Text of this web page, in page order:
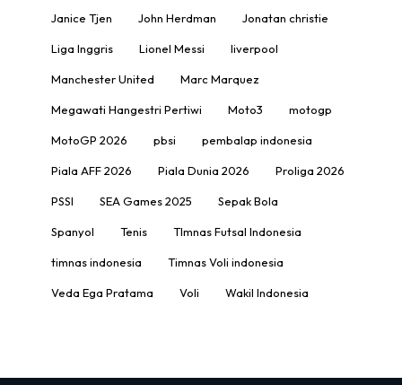
Janice Tjen John Herdman Jonatan christie
Liga Inggris Lionel Messi liverpool
Manchester United Marc Marquez
Megawati Hangestri Pertiwi Moto3 motogp
MotoGP 2026 pbsi pembalap indonesia
Piala AFF 2026 Piala Dunia 2026 Proliga 2026
PSSI SEA Games 2025 Sepak Bola
Spanyol Tenis TImnas Futsal Indonesia
timnas indonesia Timnas Voli indonesia
Veda Ega Pratama Voli Wakil Indonesia